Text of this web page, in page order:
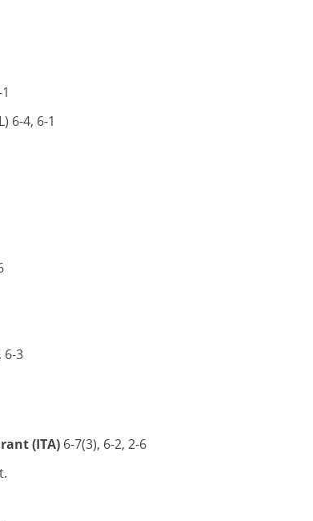
6-4, 6-1
6-3
(ITA)6-7(3), 6-2, 2-6